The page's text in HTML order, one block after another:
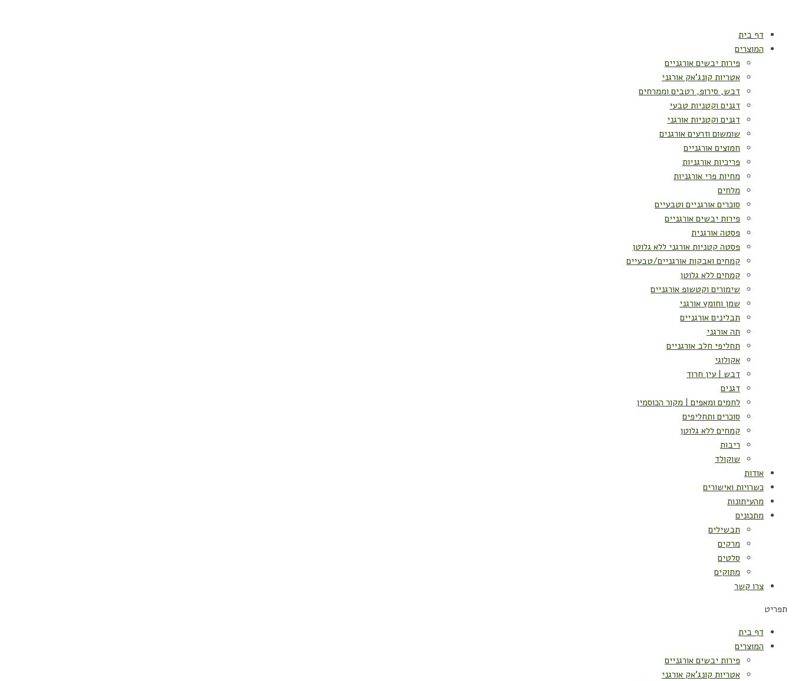
דף בית
המוצרים
פירות יבשים אורגניים
אטריות קונג'אק אורגני
דבש, סירופ, רטבים וממרחים
דגנים וקטניות טבעי
דגנים וקטניות אורגני
שומשום וזרעים אורגנים
חמוצים אורגניים
פריכיות אורגניות
מחיות פרי אורגניות
מלחים
סוכרים אורגניים וטבעיים
פירות יבשים אורגניים
פסטה אורגנית
פסטה קטניות אורגני ללא גלוטן
קמחים ואבקות אורגניים/טבעיים
קמחים ללא גלוטן
שימורים וקטשופ אורגניים
שמן וחומץ אורגני
תבלינים אורגניים
תה אורגני
תחליפי חלב אורגניים
אקולוגי
דבש | עין חרוד
דגנים
לחמים ומאפים | מקור הכוסמין
סוכרים ותחליפים
קמחים ללא גלוטן
ריבות
שוקולד
אודות
כשרויות ואישורים
מהעיתונות
מתכונים
תבשילים
מרקים
סלטים
מתוקים
צרו קשר
תפריט
דף בית
המוצרים
פירות יבשים אורגניים
אטריות קונג'אק אורגני